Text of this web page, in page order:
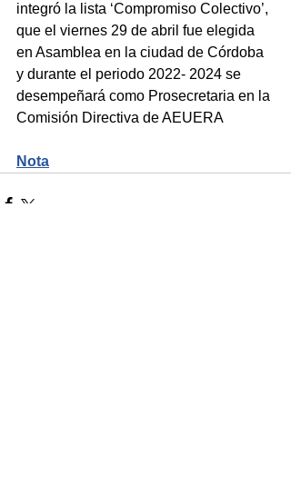
integró la lista ‘Compromiso Colectivo’,
que el viernes 29 de abril fue elegida
en Asamblea en la ciudad de Córdoba
y durante el periodo 2022- 2024 se
desempeñará como Prosecretaria en la
Comisión Directiva de AEUERA
Nota